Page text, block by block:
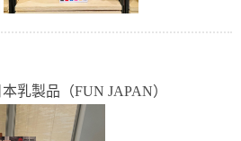
乳製品（FUN JAPAN）